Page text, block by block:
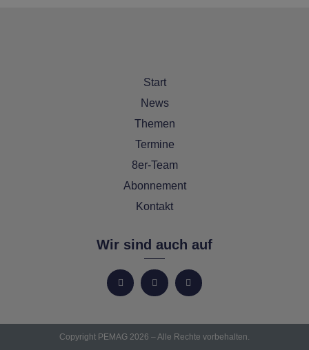
Start
News
Themen
Termine
8er-Team
Abonnement
Kontakt
Wir sind auch auf
Copyright PEMAG 2026 – Alle Rechte vorbehalten.